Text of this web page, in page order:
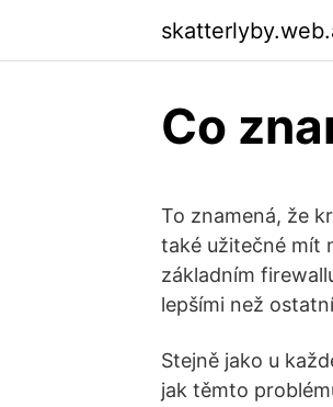
Co
To znamená, že
také užitečné mít
základním
lepšími než
Stejně jako u
jak těmto